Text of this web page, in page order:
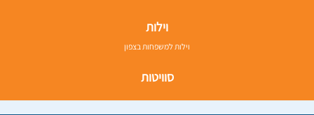
וילות
וילות למשפחות בצפון
סוויטות